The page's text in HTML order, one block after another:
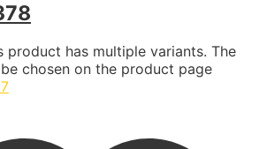
product has multiple variants. The
chosen on the product page